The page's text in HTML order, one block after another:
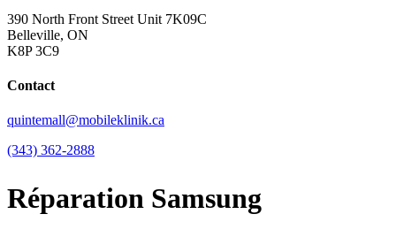
390 North Front Street Unit 7K09C
Belleville, ON
K8P 3C9
Contact
quintemall@mobileklinik.ca
(343) 362-2888
Réparation Samsung